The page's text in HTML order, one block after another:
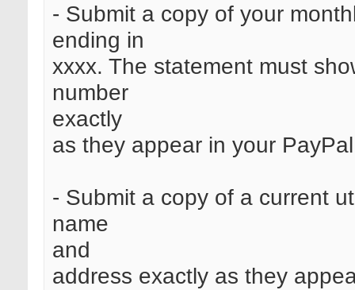
- Submit a copy of your
ending in
xxxx. The statement must
number
exactly
as they appear in your
- Submit a copy of a current
name
and
address exactly as they